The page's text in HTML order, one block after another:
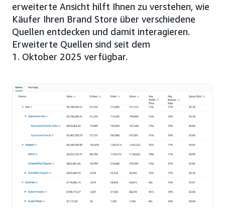
erweiterte Ansicht hilft Ihnen zu verstehen, wie
Käufer Ihren Brand Store über verschiedene
Quellen entdecken und damit interagieren.
Erweiterte Quellen sind seit dem
1. Oktober 2025 verfügbar.